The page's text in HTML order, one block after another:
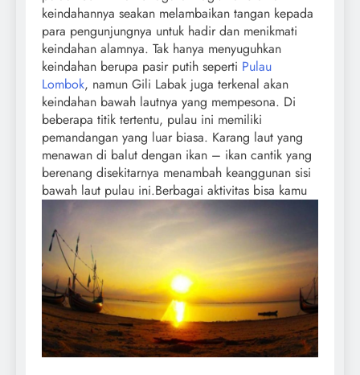
keindahannya seakan melambaikan tangan kepada
para pengunjungnya untuk hadir dan menikmati
keindahan alamnya. Tak hanya menyuguhkan
keindahan berupa pasir putih seperti Pulau
Lombok, namun Gili Labak juga terkenal akan
keindahan bawah lautnya yang mempesona. Di
beberapa titik tertentu, pulau ini memiliki
pemandangan yang luar biasa. Karang laut yang
menawan di balut dengan ikan – ikan cantik yang
berenang disekitarnya menambah keanggunan sisi
bawah laut pulau ini.Berbagai aktivitas bisa kamu